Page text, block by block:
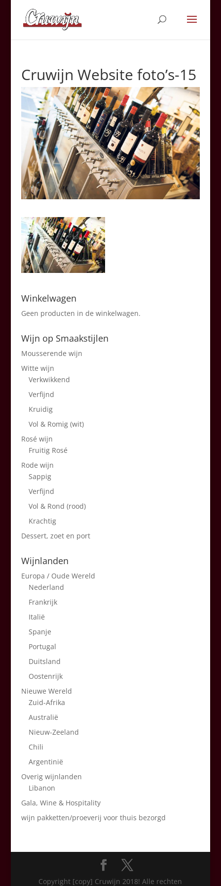
Cruwijn Website foto’s-15
Winkelwagen
Geen producten in de winkelwagen.
Wijn op Smaakstijlen
Mousserende wijn
Witte wijn
Verkwikkend
Verfijnd
Kruidig
Vol & Romig (wit)
Rosé wijn
Fruitig Rosé
Rode wijn
Sappig
Verfijnd
Vol & Rond (rood)
Krachtig
Dessert, zoet en port
Wijnlanden
Europa / Oude Wereld
Nederland
Frankrijk
Italië
Spanje
Portugal
Duitsland
Oostenrijk
Nieuwe Wereld
Zuid-Afrika
Australië
Nieuw-Zeeland
Chili
Argentinië
Overig wijnlanden
Libanon
Gala, Wine & Hospitality
wijn pakketten/proeverij voor thuis bezorgd
Copyright [copy] Cruwijn 2018! Alle rechten